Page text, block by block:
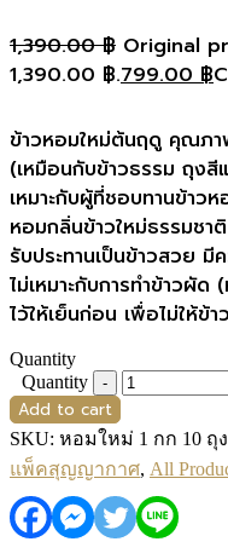
1,390.00฿ Original
1,390.00 ฿.799.00 ฿
ข้าวหอมใหม่ต้นฤดู คุณภ
(เหมือนกับข้าวธรรม ถุง
เหมาะกับผู้ที่ชอบทานข้าว
หอมกลิ่นข้าวใหม่ธรรมชา
รับประทานเป็นข้าวสวย มี
ไม่เหมาะกับการทำข้าวผัด
ไว้ให้เย็นก่อน เพื่อไม่ให้ข้า
Quantity
Quantity
Add to cart
SKU: หอมใหม่ 1 กก 10 ถุง
แพ็คสุญญากาศ, All